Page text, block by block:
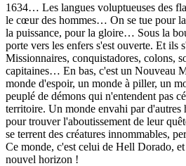
1634… Les langues voluptueuses des
le cœur des hommes… On se tue pour
la puissance, pour la gloire… Sous la
porte vers les enfers s'est ouverte. Et ils
Missionnaires, conquistadores, colons,
capitaines… En bas, c'est un Nouveau
monde d'espoir, un monde à piller, un
peuplé de démons qui n'entendent pas
territoire. Un monde envahi par d'autres
pour trouver l'aboutissement de leur
se terrent des créatures innommables,
Ce monde, c'est celui de Hell Dorado,
nouvel horizon !